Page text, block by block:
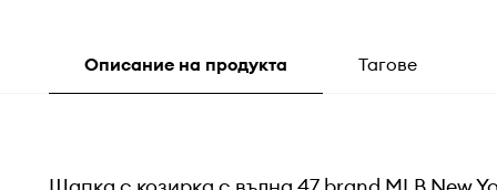
Описание на продукта Тагове